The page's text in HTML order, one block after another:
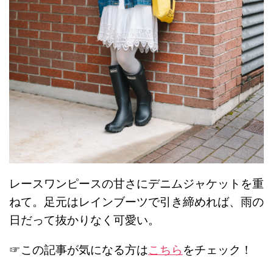
レースワンピースの甘さにデニムジャケットを重
ねて。足元はレインブーツで引き締めれば、雨の
日だって抜かりなく可愛い。
☞この記事が気になる方はこちらをチェック！